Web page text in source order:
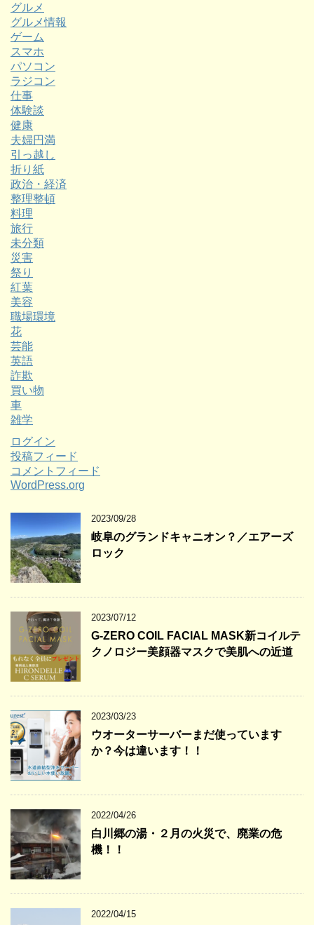
グルメ
グルメ情報
ゲーム
スマホ
パソコン
ラジコン
仕事
体験談
健康
夫婦円満
引っ越し
折り紙
政治・経済
整理整頓
料理
旅行
未分類
災害
祭り
紅葉
美容
職場環境
花
芸能
英語
詐欺
買い物
車
雑学
ログイン
投稿フィード
コメントフィード
WordPress.org
2023/09/28
岐阜のグランドキャニオン？／エアーズ
ロック
2023/07/12
G-ZERO COIL FACIAL MASK新コイルテ
クノロジー美顔器マスクで美肌への近道
2023/03/23
ウオーターサーバーまだ使っています
か？今は違います！！
2022/04/26
白川郷の湯・２月の火災で、廃業の危
機！！
2022/04/15